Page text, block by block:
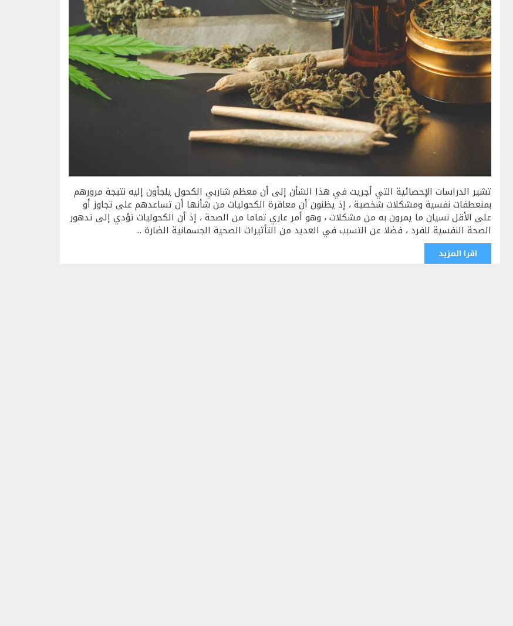
تشير الدراسات الإحصائية التي أجريت في هذا الشأن إلى أن معظم شاربي الكحول يلجأون إليه نتيجة مرورهم
بمنعطفات نفسية ومشكلات شخصية ، إذ يظنون أن معاقرة الكحوليات من شأنها أن تساعدهم على تجاوز أو
على الأقل نسيان ما يمرون به من مشكلات ، وهو أمر عاري تماما من الصحة ، إذ أن الكحوليات تؤدي إلى تدهور
الصحة النفسية للفرد ، فضلا عن التسبب في العديد من التأثيرات الصحية الجسمانية الضارة ...
اقرا المزيد